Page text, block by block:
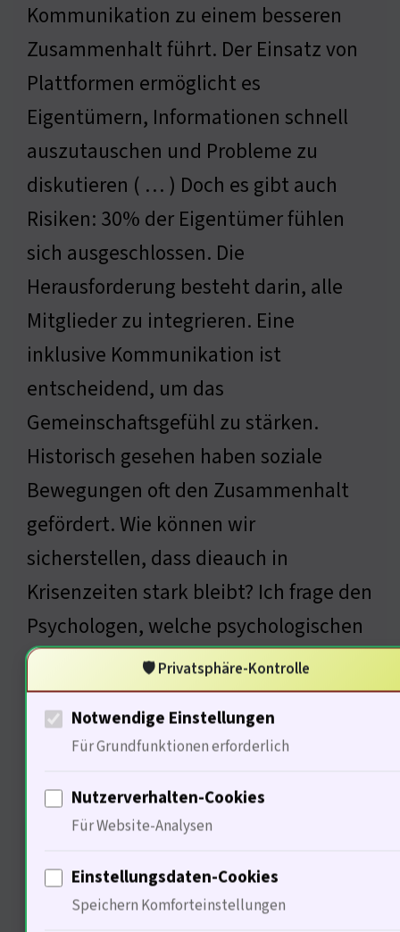
Kommunikation zu einem besseren
Zusammenhalt führt. Der Einsatz von
Plattformen ermöglicht es
Eigentümern, Informationen schnell
auszutauschen und Probleme zu
diskutieren ( … ) Doch es gibt auch
Risiken: 30% der Eigentümer fühlen
sich ausgeschlossen. Die
Herausforderung besteht darin, alle
Mitglieder zu integrieren. Eine
inklusive Kommunikation ist
entscheidend, um das
Gemeinschaftsgefühl zu stärken.
Historisch gesehen haben soziale
Bewegungen oft den Zusammenhalt
gefördert. Wie können wir
sicherstellen, dass dieauch in
Krisenzeiten stark bleibt? Ich frage den
Psychologen, welche psychologischen
Aspekte hier eine Rolle spielen …
Psychologische Aspekte der
Gemeinschaft
🛡️ Privatsphäre-Kontrolle
Notwendige Einstellungen
Für Grundfunktionen erforderlich
Nutzerverhalten-Cookies
Für Website-Analysen
Einstellungsdaten-Cookies
Speichern Komforteinstellungen